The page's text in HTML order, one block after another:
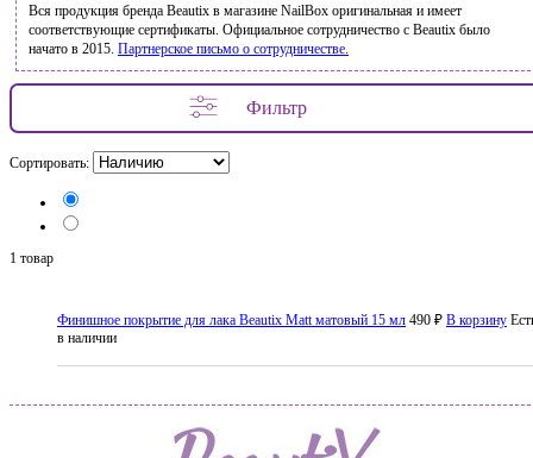
Вся продукция бренда Beautix в магазине NailBox оригинальная и имеет
соответствующие сертификаты. Официальное сотрудничество с Beautix было
начато в 2015. Партнерское письмо о сотрудничестве.
Фильтр
Сортировать:
1 товар
Финишное покрытие для лака Beautix Matt матовый 15 мл 490 ₽ В корзину
в наличии